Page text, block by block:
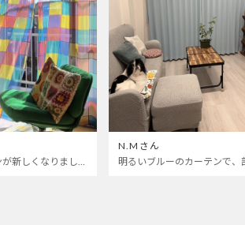
我が家のカーテンが新しくなりました🌼早起きが超絶苦手な私が、思わず朝カーテンを開けて光合成するようになったステンドグラスカーテン…！
N.Mさん